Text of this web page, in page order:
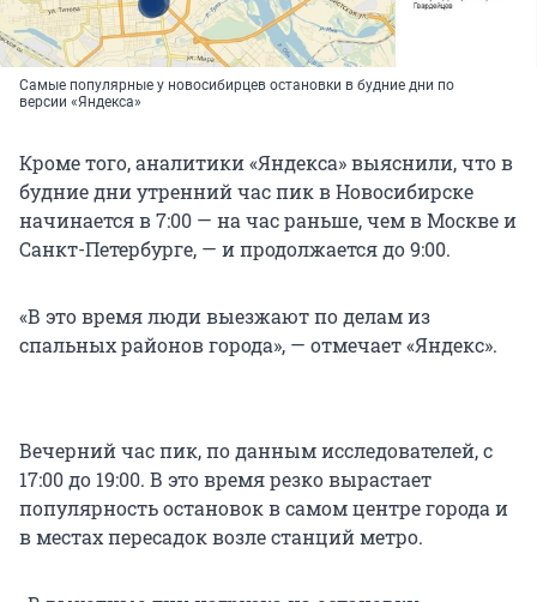
Самые популярные у новосибирцев остановки в будние дни по
версии «Яндекса»
Кроме того, аналитики «Яндекса» выяснили, что в
будние дни утренний час пик в Новосибирске
начинается в 7:00 — на час раньше, чем в Москве и
Санкт-Петербурге, — и продолжается до 9:00.
«В это время люди выезжают по делам из
спальных районов города», — отмечает «Яндекс».
Вечерний час пик, по данным исследователей, с
17:00 до 19:00. В это время резко вырастает
популярность остановок в самом центре города и
в местах пересадок возле станций метро.